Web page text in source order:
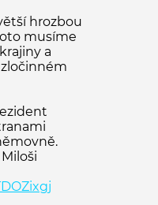
hrozbou
musíme
a